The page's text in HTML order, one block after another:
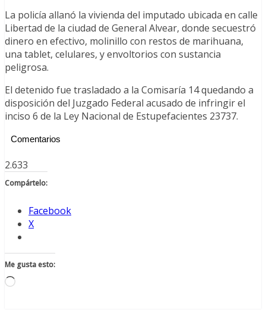
La policía allanó la vivienda del imputado ubicada en calle
Libertad de la ciudad de General Alvear, donde secuestró
dinero en efectivo, molinillo con restos de marihuana,
una tablet, celulares, y envoltorios con sustancia
peligrosa.
El detenido fue trasladado a la Comisaría 14 quedando a
disposición del Juzgado Federal acusado de infringir el
inciso 6 de la Ley Nacional de Estupefacientes 23737.
Comentarios
2.633
Compártelo:
Facebook
X
Me gusta esto:
Cargando...